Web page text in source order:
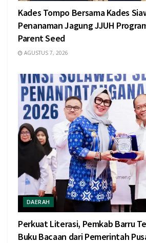
Kades Tompo Bersama Kades
Penanaman Jagung JJUH
Parent Seed
AGUSTUS 7, 2026
DAERAH
Perkuat Literasi, Pemkab Barru
Buku Bacaan dari Pemerintah